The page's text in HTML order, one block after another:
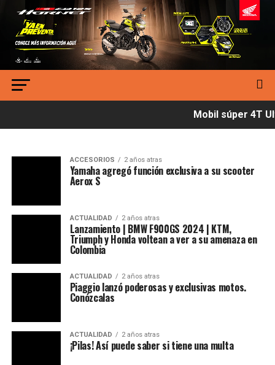
Mobil súper 4T
ACCESORIOS 2 años atras
Yamaha agregó función exclusiva a su scooter
Aerox S
ACTUALIDAD 2 años atras
Lanzamiento | BMW F900GS 2024 | KTM,
Triumph y Honda voltean a ver a su amenaza en
Colombia
ACTUALIDAD 2 años atras
Piaggio lanzó poderosas y exclusivas motos.
Conózcalas
ACTUALIDAD 2 años atras
¡Pilas! Así puede saber si tiene una multa